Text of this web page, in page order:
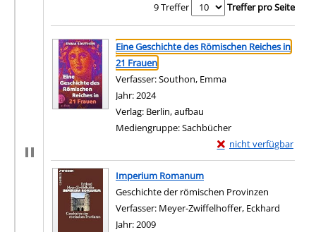
9 Treffer
Treffer pro Seite
Suchergebnis
Zu den Suchfiltern springen
Eine Geschichte des Römischen Reiches in
21 Frauen
Verfasser:Southon, Emma
Jahr:2024
Verlag: Berlin, aufbau
Mediengruppe:Sachbücher
nicht verfügbar
Exemplar-Details von
Zum Download von
Imperium Romanum
Geschichte der römischen Provinzen
Verfasser: Meyer-Zwiffelhoffer, Eckhard
Jahr:2009